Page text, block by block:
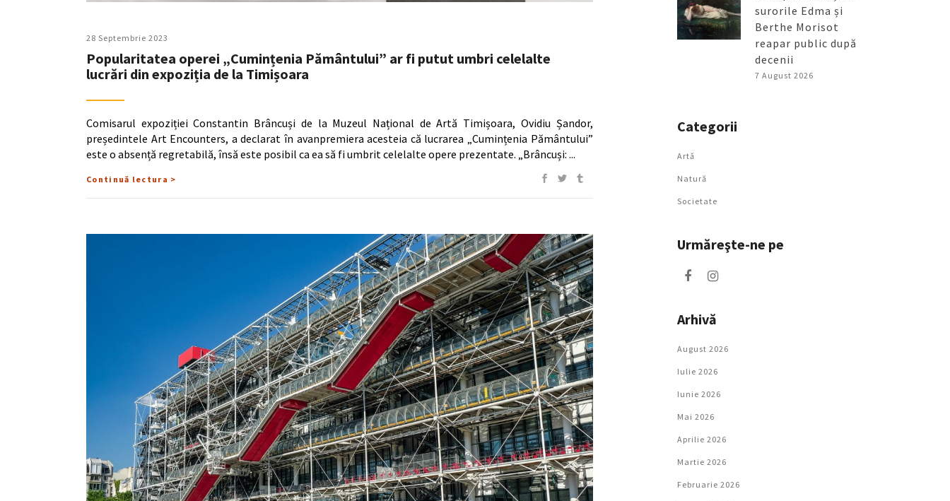
28 Septembrie 2023
Popularitatea operei „Cumințenia Pământului” ar fi putut umbri celelalte
lucrări din expoziția de la Timișoara
Comisarul expoziției Constantin Brâncuși de la Muzeul Național de Artă Timișoara, Ovidiu Șandor,
președintele Art Encounters, a declarat în avanpremiera acesteia că lucrarea „Cumințenia Pământului”
este o absență regretabilă, însă este posibil ca ea să fi umbrit celelalte opere prezentate. „Brâncuși:
Continuă lectura >
surorile Edma și
Berthe Morisot
reapar public după
decenii
7 August 2026
Categorii
Artǎ
Natură
Societate
Urmăreşte-ne pe
Arhivă
August 2026
Iulie 2026
Iunie 2026
Mai 2026
Aprilie 2026
Martie 2026
Februarie 2026